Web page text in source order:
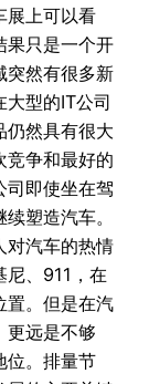
展上可以看
果只是一个开
突然有很多新
型的IT公司
仍然具有很大
竞争和最好的
司即使坐在驾
塑造汽车。
对汽车的热情
尼、911，在
置。但是在汽
更远是不够
位。排量节